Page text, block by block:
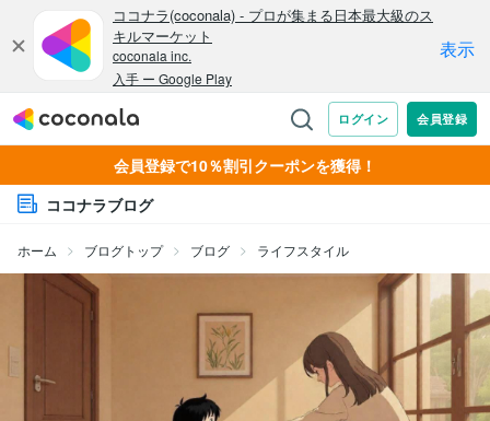
会員登録で10％割引クーポンを獲得！
ココナラブログ
ホーム ブログトップ ブログ ライフスタイル